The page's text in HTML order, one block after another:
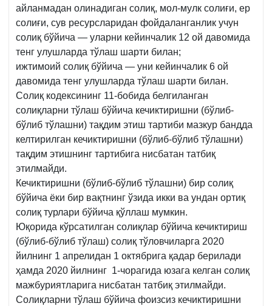
айланмадан олинадиган солиқ, мол-мулк солиғи, ер
солиғи, сув ресурсларидан фойдаланганлик учун
солиқ бўйича — уларни кейинчалик 12 ой давомида
тенг улушларда тўлаш шарти билан;
ижтимоий солиқ бўйича — уни кейинчалик 6 ой
давомида тенг улушларда тўлаш шарти билан.
Солиқ кодексининг 11-бобида белгиланган
солиқларни тўлаш бўйича кечиктиришни (бўлиб-
бўлиб тўлашни) тақдим этиш тартиби мазкур бандда
келтирилган кечиктиришни (бўлиб-бўлиб тўлашни)
тақдим этишнинг тартибига нисбатан татбиқ
этилмайди.
Кечиктиришни (бўлиб-бўлиб тўлашни) бир солиқ
бўйича ёки бир вақтнинг ўзида икки ва ундан ортиқ
солиқ турлари бўйича қўллаш мумкин.
Юқорида кўрсатилган солиқлар бўйича кечиктириш
(бўлиб-бўлиб тўлаш) солиқ тўловчиларга 2020
йилнинг 1 апрелидан 1 октябрига қадар берилади
ҳамда 2020 йилнинг 1-чорагида юзага келган солиқ
мажбуриятларига нисбатан татбиқ этилмайди.
Солиқларни тўлаш бўйича фоизсиз кечиктиришни